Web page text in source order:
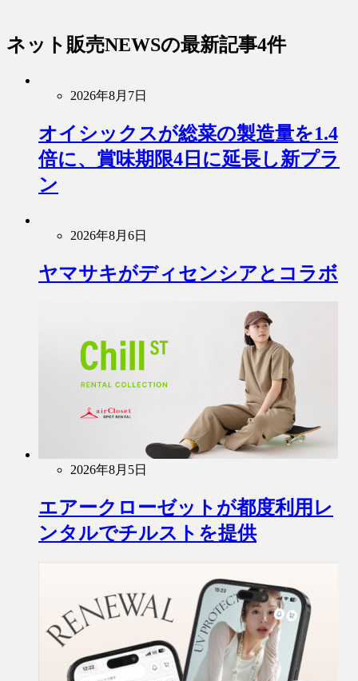
ネット販売NEWSの最新記事4件
2026年8月7日
オイシックスが総菜の製造量を1.4
倍に、賞味期限4日に延長し新プラ
ン
2026年8月6日
ヤマサキがディセンシアとコラボ
2026年8月5日
エアークローゼットが都度利用レ
ンタルでチルストを提供